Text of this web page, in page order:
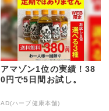
アマゾン1位の実績！38
0円で5日間お試し。
AD(ハーブ健康本舗)